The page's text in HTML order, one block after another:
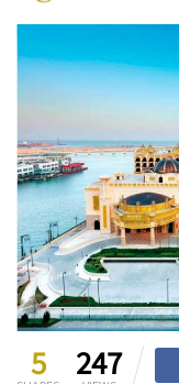
5 247